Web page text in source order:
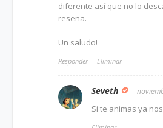
diferente así que no lo
reseña.
Un saludo!
Responder Eliminar
Seveth
Si te animas ya